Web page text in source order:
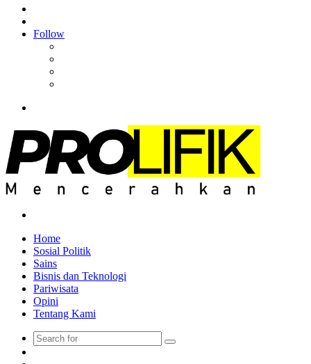
In
Follow
Home
Sosial Politik
Sains
Bisnis dan Teknologi
Pariwisata
Opini
Tentang Kami
Search